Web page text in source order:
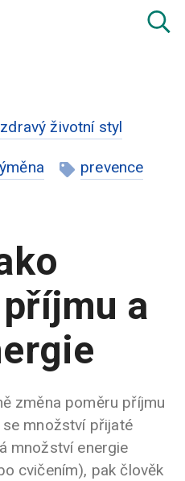
zdravý životní styl
prevence
a
změna poměru příjmu
se množství přijaté
množství energie
cvičením), pak člověk